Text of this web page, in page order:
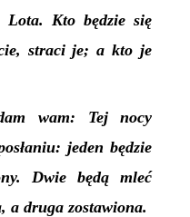
Lota. Kto będzie się
straci je; a kto je
wam: Tej nocy
jeden będzie
Dwie będą mleć
a druga zostawiona.